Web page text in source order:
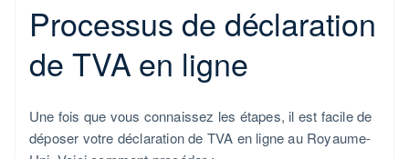
Processus de déclaration
de TVA en ligne
Une fois que vous connaissez les étapes, il est facile de
déposer votre déclaration de TVA en ligne au Royaume-